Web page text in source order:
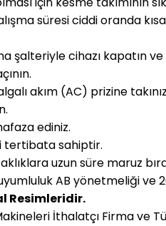
süresi ciddi oranda
şalteriyle cihazı kapatın
akım (AC) prizine
ediniz.
tertibata sahiptir.
uzun süre maruz
AB yönetmeliği
Resimleridir.
İthalatçı Firma ve